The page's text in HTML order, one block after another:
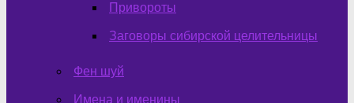
Привороты
Заговоры сибирской целительницы
Фен шуй
Имена и именины